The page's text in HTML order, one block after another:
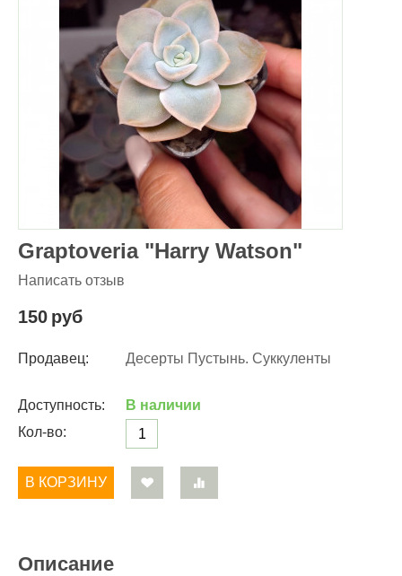
Graptoveria "Harry Watson"
Написать отзыв
150 руб
Продавец: Десерты Пустынь. Суккуленты
Доступность:
В наличии
Кол-во:
В КОРЗИНУ
Описание